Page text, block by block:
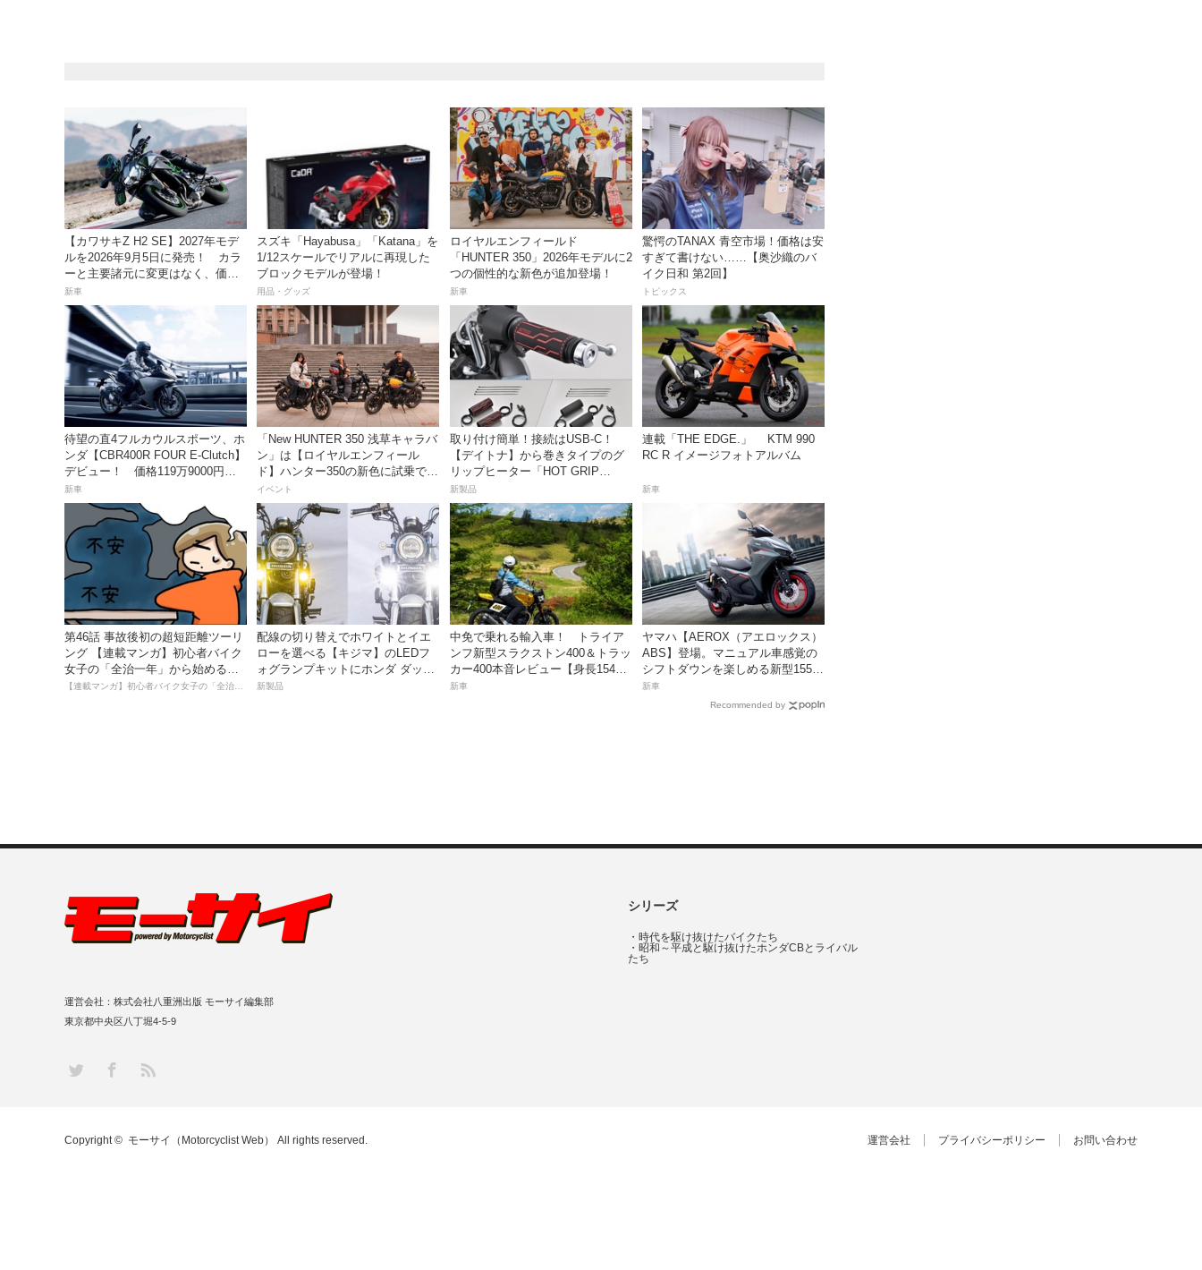
【カワサキZ H2 SE】2027年モデ
ルを2026年9月5日に発売！ カラ
ーと主要諸元に変更はなく、価格
は据え置きの247万5000円！
新車
スズキ「Hayabusa」「Katana」を
1/12スケールでリアルに再現した
ブロックモデルが登場！
用品・グッズ
ロイヤルエンフィールド
「HUNTER 350」2026年モデルに2
つの個性的な新色が追加登場！
新車
驚愕のTANAX 青空市場！価格は安
すぎて書けない……【奥沙織のバ
イク日和 第2回】
トピックス
待望の直4フルカウルスポーツ、ホ
ンダ【CBR400R FOUR E-Clutch】
デビュー！ 価格119万9000円で9
月18日発売。
新車
「New HUNTER 350 浅草キャラバ
ン」は【ロイヤルエンフィール
ド】ハンター350の新色に試乗でき
るチャンス！
イベント
取り付け簡単！接続はUSB-C！
【デイトナ】から巻きタイプのグ
リップヒーター「HOT GRIP
WRAP HEAT」が登場
新製品
連載「THE EDGE.」 KTM 990
RC R イメージフォトアルバム
新車
第46話 事故後初の超短距離ツーリ
ング 【連載マンガ】初心者バイク
女子の「全治一年」から始める起
死回生日記
配線の切り替えでホワイトとイエ
ローを選べる【キジマ】のLEDフ
ォグランプキットにホンダ ダック
ス／グロム用が登場
新製品
中免で乗れる輸入車！ トライア
ンフ新型スラクストン400＆トラッ
カー400本音レビュー【身長154cm
の足着きは？】
新車
ヤマハ【AEROX（アエロックス）
ABS】登場。マニュアル車感覚の
シフトダウンを楽しめる新型155cc
スポーツスクーター8月31日発売。
価格48万1800円
新車
Recommended by
シリーズ
・ 時代を駆け抜けたバイクたち
・ 昭和～平成と駆け抜けたホンダCBとライバル
たち
運営会社：株式会社八重洲出版 モーサイ編集部
東京都中央区八丁堀4-5-9
Twitter Facebook
RSS
運営会社 プライバシーポリシー お問い合わせ
Copyright © モーサイ（Motorcyclist Web） All rights reserved.